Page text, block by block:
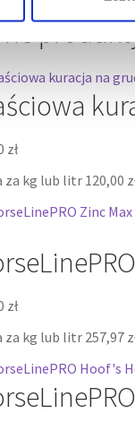
zł
za kg lub litr 120,00
zł
za kg lub litr 257,97